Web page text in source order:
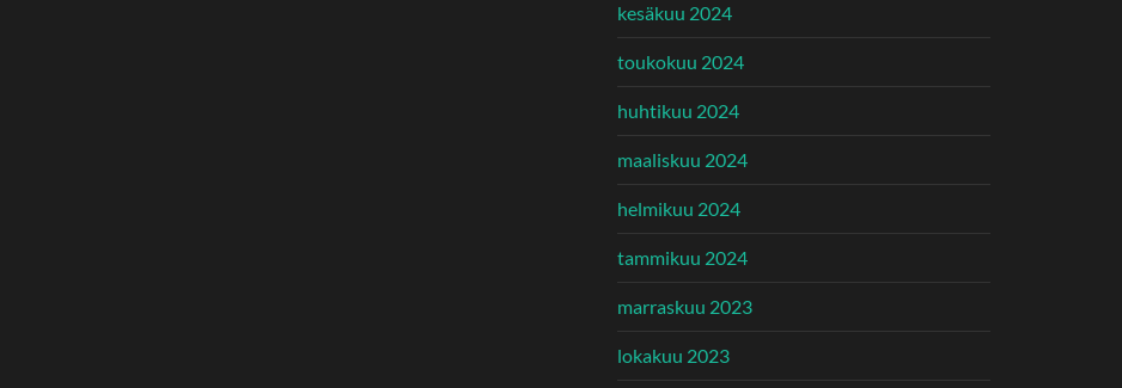
kesäkuu 2024
toukokuu 2024
huhtikuu 2024
maaliskuu 2024
helmikuu 2024
tammikuu 2024
marraskuu 2023
lokakuu 2023